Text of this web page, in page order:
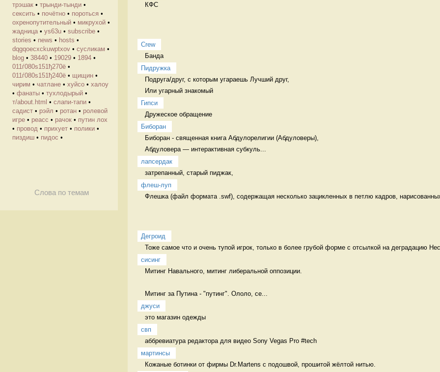
трэшак • трынди-тынди •
сексить • почётно • пороться •
охренопутительный • микрухой •
жадница • ys63u • subscribe •
stories • news • hosts •
dqgqoecxckuwptxov • cусликам •
blog • 38440 • 19029 • 1894 •
011ѓ080ѕ151ђ270ё •
011ѓ080ѕ151ђ240ё • щищин •
чирим • чатлане • хуйсо • халоу
• фанаты • тухлодырый •
т/about.html • слапи-тапи •
садист • рэйл • ротан • ролевой
игре • реасс • рачок • путин лох
• провод • прихует • полики •
пиздиш • пидос •
Слова по темам
КФС
Crew
Банда
Пидружка
Подруга/друг, с которым угараешь Лучший друг,
Или угарный знакомый
Гипси
Дружеское обращение
Биборан
Биборан - священная книга Абдулорелигии (Абдуловеры),
Абдуловера — интерактивная субкуль...
лапсердак
затрепанный, старый пиджак,
флеш-луп
Флешка (файл формата .swf), содержащая несколько зацикленных в петлю кадров,
Дегроид
Тоже самое что и очень тупой игрок, только в более грубой форме с отсылкой на деградацию
сисинг
Митинг Навального, митинг либеральной оппозиции.
Митинг за Путина - "путинг". Ололо, се...
джуси
это магазин одежды
свп
аббревиатура редактора для видео Sony Vegas Pro #tech
мартинсы
Кожаные ботинки от фирмы Dr.Martens с подошвой, прошитой жёлтой нитью.